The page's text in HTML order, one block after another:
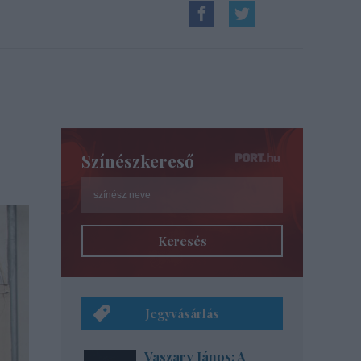
Színészkereső
Keresés
Jegyvásárlás
Vaszary János: A